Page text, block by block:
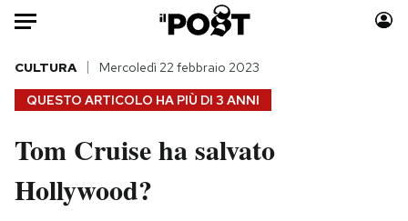
Auto
HOME
Italia
Politica
Moda
QUESTO ARTICOLO HA PIÙ DI 3 ANNI
CULTURA Mercoledì 22 febbraio 2023
Tom Cruise ha salvato
Hollywood?